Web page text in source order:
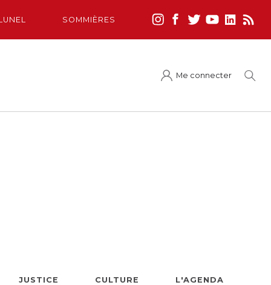
SOMMIÈRES
Me connecter
JUSTICE CULTURE L'AGENDA